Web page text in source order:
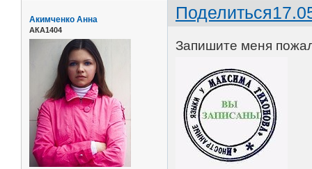
Поделиться
Акимченко Анна
АКА1404
Запишите меня